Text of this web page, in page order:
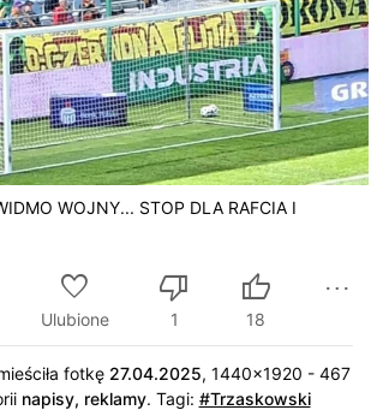
WOJNY... STOP DLA RAFCIA I
Ulubione 1 18
fotkę 27.04.2025, 1440x1920 - 467
napisy, reklamy. Tagi: #Trzaskowski